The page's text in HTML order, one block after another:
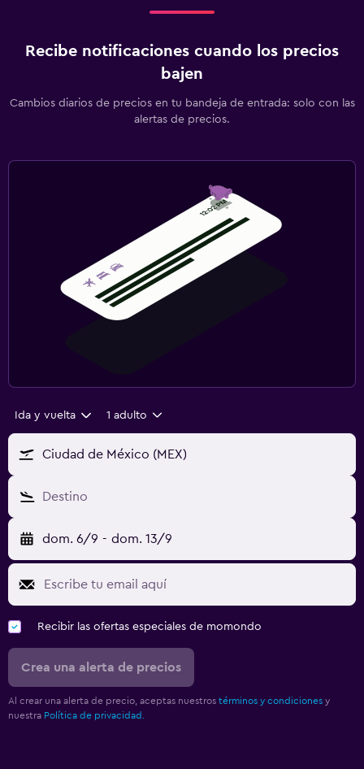
Recibe notificaciones cuando los precios
bajen
Cambios diarios de precios en tu bandeja de entrada: solo con las
alertas de precios.
Ida y vuelta 1 adulto
Ciudad de México (MEX)
Destino
dom. 6/9 - dom. 13/9
Recibir las ofertas especiales de momondo
Crea una alerta de precios
Al crear una alerta de precio, aceptas nuestros términos y condiciones y
nuestra Política de privacidad.